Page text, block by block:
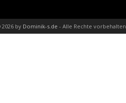
2026 by Dominik-s.de - Alle Rechte vorbehalten